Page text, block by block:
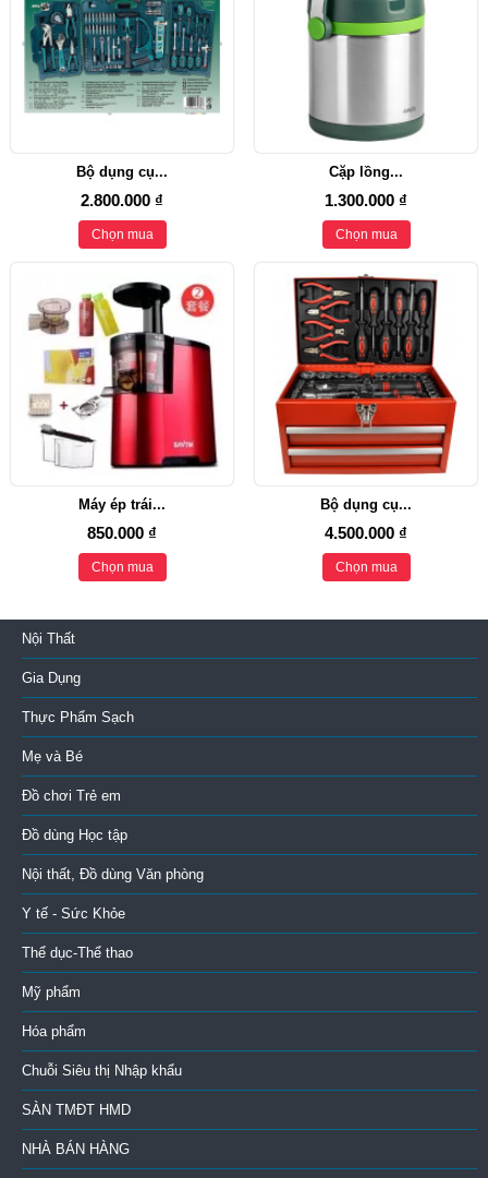
Bộ dụng cụ...
2.800.000 ₫
Chọn mua
Cặp lồng...
1.300.000 ₫
Chọn mua
Máy ép trái...
850.000 ₫
Chọn mua
Bộ dụng cụ...
4.500.000 ₫
Chọn mua
Nội Thất
Gia Dụng
Thực Phẩm Sạch
Mẹ và Bé
Đồ chơi Trẻ em
Đồ dùng Học tập
Nội thất, Đồ dùng Văn phòng
Y tế - Sức Khỏe
Thể dục-Thể thao
Mỹ phẩm
Hóa phẩm
Chuỗi Siêu thị Nhập khẩu
SÀN TMĐT HMD
NHÀ BÁN HÀNG